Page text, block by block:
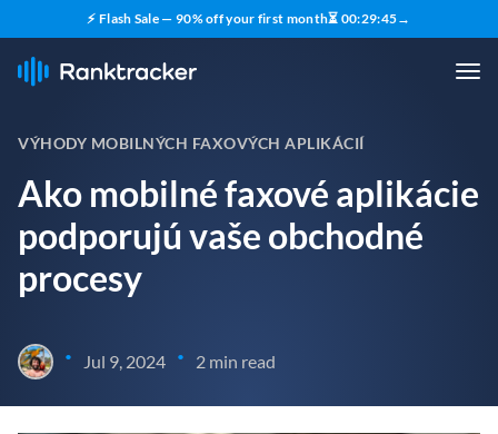
⚡ Flash Sale — 90% off your first month⏳ 00:29:44→
VÝHODY MOBILNÝCH FAXOVÝCH APLIKÁCIÍ
Ako mobilné faxové aplikácie
podporujú vaše obchodné
procesy
• Jul 9, 2024 • 2 min read